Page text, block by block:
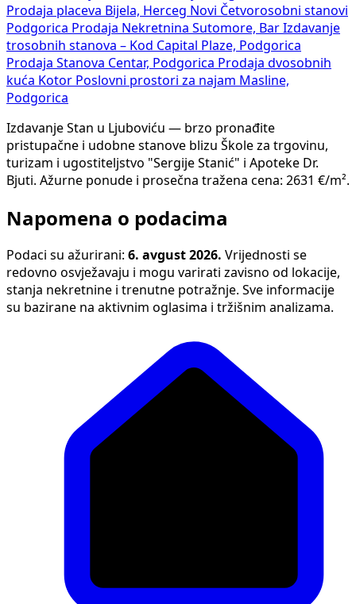
Prodaja placeva Bijela, Herceg Novi Četvorosobni stanovi
Podgorica Prodaja Nekretnina Sutomore, Bar Izdavanje
trosobnih stanova – Kod Capital Plaze, Podgorica
Prodaja Stanova Centar, Podgorica Prodaja dvosobnih
kuća Kotor Poslovni prostori za najam Masline,
Podgorica
Izdavanje Stan u Ljuboviću — brzo pronađite
pristupačne i udobne stanove blizu Škole za trgovinu,
turizam i ugostiteljstvo "Sergije Stanić" i Apoteke Dr.
Bjuti. Ažurne ponude i prosečna tražena cena: 2631 €/m².
Napomena o podacima
Podaci su ažurirani: 6. avgust 2026. Vrijednosti se
redovno osvježavaju i mogu varirati zavisno od lokacije,
stanja nekretnine i trenutne potražnje. Sve informacije
su bazirane na aktivnim oglasima i tržišnim analizama.